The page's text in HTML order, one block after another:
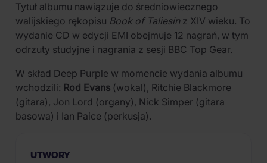
Tytuł albumu nawiązuje do średniowiecznego
walijskiego rękopisu Book of Taliesinz XIV wieku. To
wydanie CD w edycji EMI obejmuje 12 nagrań, w tym
odrzuty studyjne i nagrania z sesji BBC Top Gear.
W skład Deep Purple w momencie wydania albumu
wchodzili: Rod Evans (wokal), Ritchie Blackmore
(gitara), Jon Lord (organy), Nick Simper (gitara
basowa) i Ian Paice (perkusja).
UTWORY